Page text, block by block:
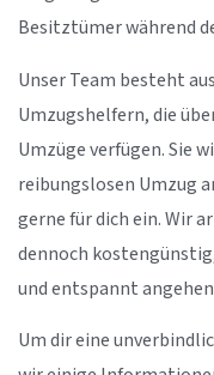
Besitztümer während
Unser Team besteht
Umzugshelfern, die
Umzüge verfügen. Sie
reibungslosen Umzug
gerne für dich ein. Wir
dennoch
und entspannt
Um dir eine